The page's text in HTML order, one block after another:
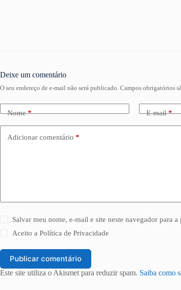
Deixe um comentário
O seu endereço de e-mail não será publicado. Campos obrigatórios
Nome* E-mail*
Adicionar comentário *
Salvar meu nome, e-mail e site neste navegador para
Aceito aPolítica de Privacidade
Publicar comentário
Este site utiliza o Akismet para reduzir spam. Saiba como